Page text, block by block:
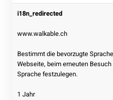
i18n_redirected
www.walkable.ch
Bestimmt die bevorzugte
Webseite, beim erneuten
Sprache festzulegen.
1 Jahr